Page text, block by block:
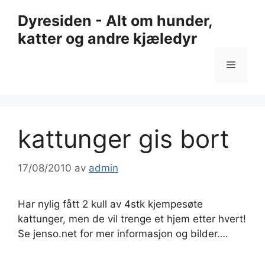
innhold
Dyresiden - Alt om hunder,
katter og andre kjæledyr
Meny
kattunger gis bort
17/08/2010 av admin
Har nylig fått 2 kull av 4stk kjempesøte
kattunger, men de vil trenge et hjem etter hvert!
Se jenso.net for mer informasjon og bilder….